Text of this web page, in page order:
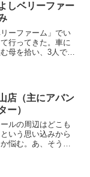
しベリーファー
ーファーム」でい
行ってきた。車に
母を拾い、3人で向
ウ...
店（主にアバン
ー）
ルの周辺はどこも
いう思い込みから
悩む。あ、そうだ